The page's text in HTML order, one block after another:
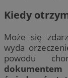
Kiedy
Może się
wyda
powodu